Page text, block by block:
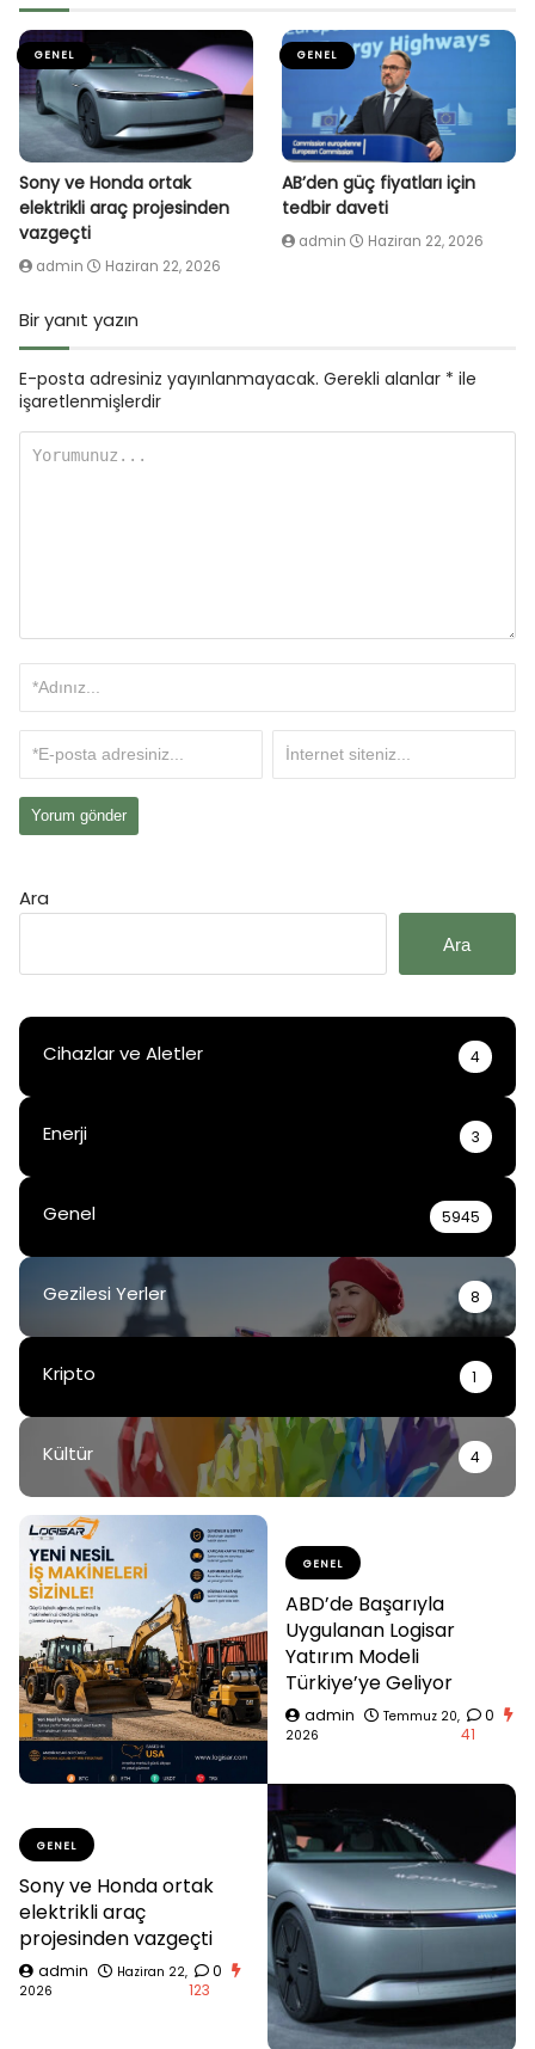
GENEL
Sony ve Honda ortak
elektrikli araç projesinden
vazgeçti
admin Haziran 22, 2026
GENEL
AB’den güç fiyatları için
tedbir daveti
admin Haziran 22, 2026
Bir yanıt yazın
E-posta adresiniz yayınlanmayacak. Gerekli alanlar * ile
işaretlenmişlerdir
Ara
Ara
Cihazlar ve Aletler 4
Enerji 3
Genel 5945
Gezilesi Yerler 8
Kripto 1
Kültür 4
GENEL
ABD’de Başarıyla
Uygulanan Logisar
Yatırım Modeli
Türkiye’ye Geliyor
admin
Temmuz 20,
2026
0
41
GENEL
Sony ve Honda ortak
elektrikli araç
projesinden vazgeçti
admin
Haziran 22,
2026
0
123